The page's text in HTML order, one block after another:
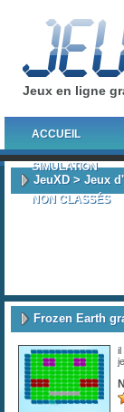
Jeux en ligne
ACCUEIL
SIMULATION
NON CLASSÉS
JeuXD> Jeux
Frozen Earth
il